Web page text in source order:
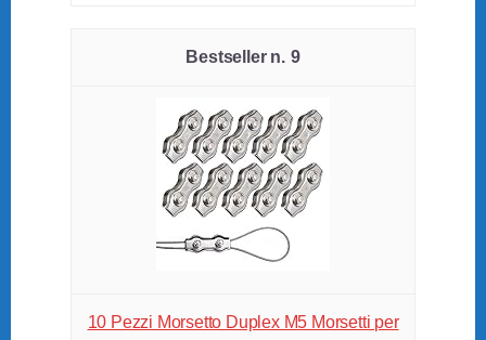
9
10 Pezzi Morsetto Duplex M5 Morsetti per